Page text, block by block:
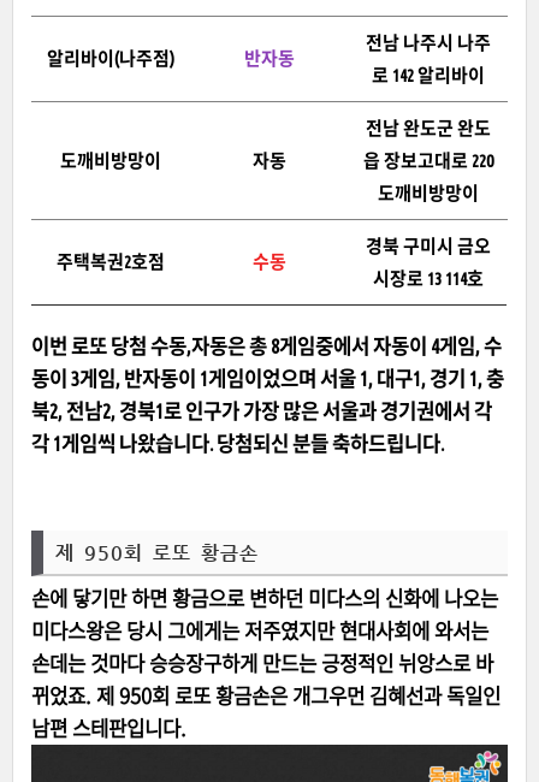
알리바이(나주점) 반자동
전남 나주시 나주
로 142 알리바이
도깨비방망이 자동
전남 완도군 완도
읍 장보고대로 220
도깨비방망이
주택복권2호점 수동
경북 구미시 금오
시장로 13 114호
이번 로또 당첨 수동,자동은 총 8게임중에서 자동이 4게임, 수
동이 3게임, 반자동이 1게임이었으며 서울 1, 대구1, 경기 1, 충
북2, 전남2, 경북1로 인구가 가장 많은 서울과 경기권에서 각
각 1게임씩 나왔습니다. 당첨되신 분들 축하드립니다.
제 950회 로또 황금손
손에 닿기만 하면 황금으로 변하던 미다스의 신화에 나오는
미다스왕은 당시 그에게는 저주였지만 현대사회에 와서는
손데는 것마다 승승장구하게 만드는 긍정적인 뉘앙스로 바
뀌었죠. 제 950회 로또 황금손은 개그우먼 김혜선과 독일인
남편 스테판입니다.